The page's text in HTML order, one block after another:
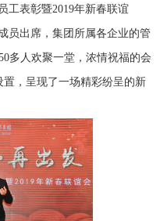
工表彰暨2019年新春联谊
员出席，集团所属各企业的管
多人欢聚一堂，浓情祝福的会
，呈现了一场精彩纷呈的新